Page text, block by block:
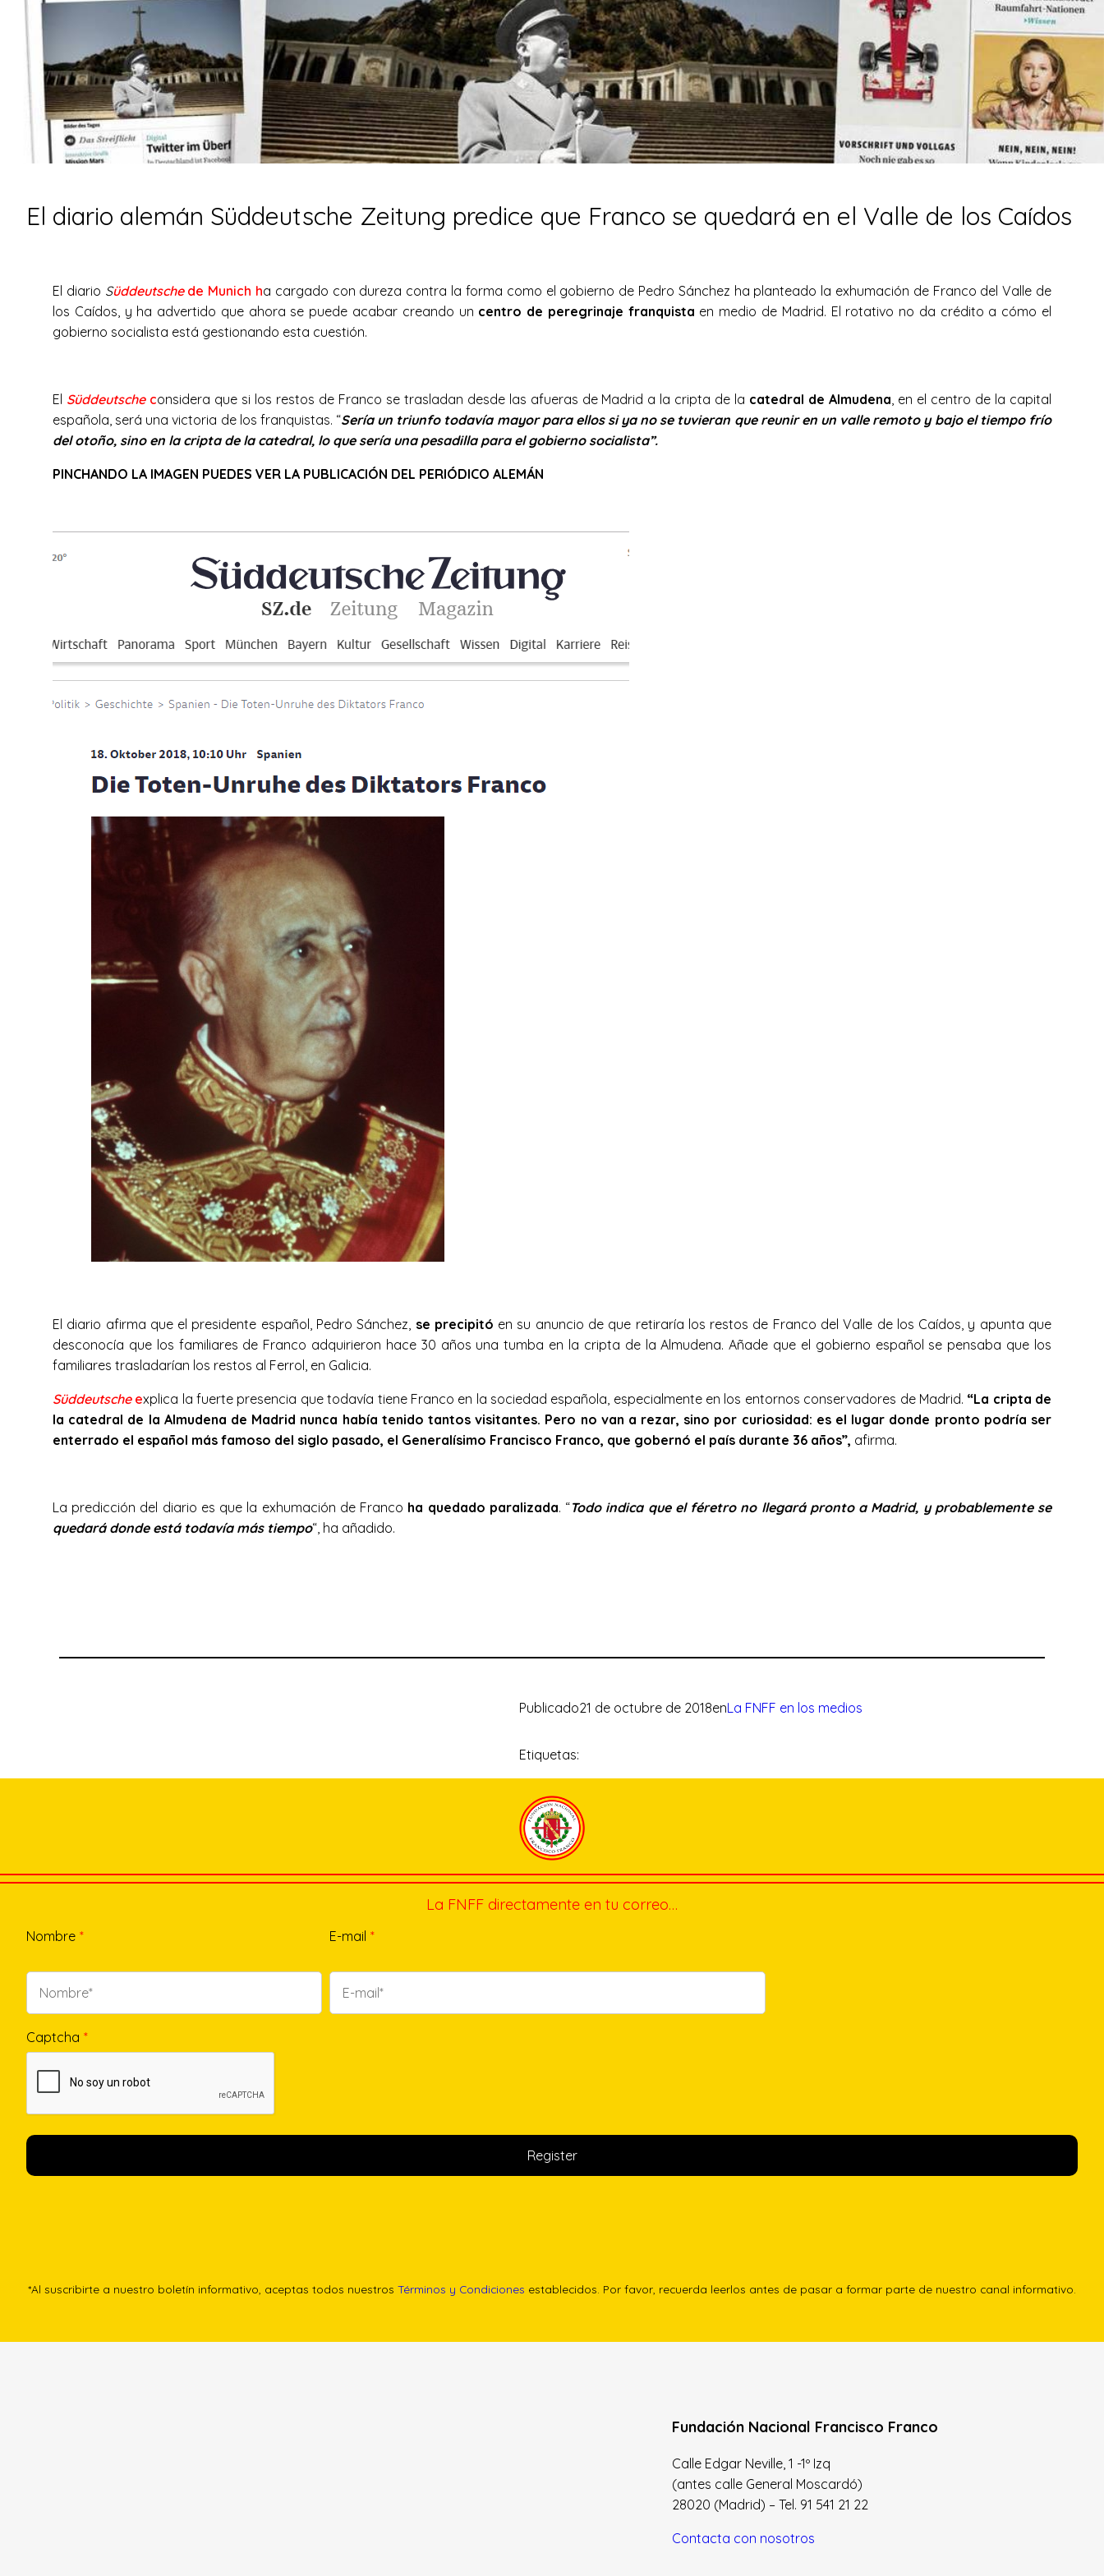
El diario alemán Süddeutsche Zeitung predice que Franco se quedará en el Valle de los Caídos
El diario Süddeutschede Munich ha cargado con dureza contra la forma como el gobierno de Pedro Sánchez ha planteado la exhumación de Franco del Valle de
los Caídos, y ha advertido que ahora se puede acabar creando un centro de peregrinaje franquista en medio de Madrid. El rotativo no da crédito a cómo el
gobierno socialista está gestionando esta cuestión.
El Süddeutscheconsidera que si los restos de Franco se trasladan desde las afueras de Madrid a la cripta de la catedral de Almudena, en el centro de la capital
española, será una victoria de los franquistas. “Sería un triunfo todavía mayor para ellos si ya no se tuvieran que reunir en un valle remoto y bajo el tiempo frío
del otoño, sino en la cripta de la catedral, lo que sería una pesadilla para el gobierno socialista”.
PINCHANDO LA IMAGEN PUEDES VER LA PUBLICACIÓN DEL PERIÓDICO ALEMÁN
El diario afirma que el presidente español, Pedro Sánchez, se precipitó en su anuncio de que retiraría los restos de Franco del Valle de los Caídos, y apunta que
desconocía que los familiares de Franco adquirieron hace 30 años una tumba en la cripta de la Almudena. Añade que el gobierno español se pensaba que los
familiares trasladarían los restos al Ferrol, en Galicia.
Süddeutscheexplica la fuerte presencia que todavía tiene Franco en la sociedad española, especialmente en los entornos conservadores de Madrid. “La cripta de
la catedral de la Almudena de Madrid nunca había tenido tantos visitantes. Pero no van a rezar, sino por curiosidad: es el lugar donde pronto podría ser
enterrado el español más famoso del siglo pasado, el Generalísimo Francisco Franco, que gobernó el país durante 36 años”, afirma.
La predicción del diario es que la exhumación de Franco ha quedado paralizada. “Todo indica que el féretro no llegará pronto a Madrid, y probablemente se
quedará donde está todavía más tiempo“, ha añadido.
Publicado21 de octubre de 2018enLa FNFF en los medios
Etiquetas:
La FNFF directamente en tu correo…
Nombre * E-mail *
Captcha *
*Al suscribirte a nuestro boletín informativo, aceptas todos nuestros Términos y Condiciones establecidos. Por favor, recuerda leerlos antes de pasar a formar parte de nuestro canal informativo.
Fundación Nacional Francisco Franco
Calle Edgar Neville, 1 -1º Izq
(antes calle General Moscardó)
28020 (Madrid) – Tel. 91 541 21 22
Contacta con nosotros